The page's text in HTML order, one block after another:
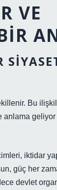
VE
Bu
anlama
iktidar
güç her
devlet